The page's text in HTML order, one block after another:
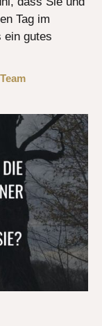
Tag im
ein gutes
Team